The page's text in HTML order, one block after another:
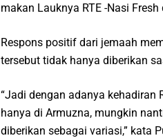
makan Lauknya RTE -Nasi
Respons positif dari jemaah
tersebut tidak hanya diberikan
“Jadi dengan adanya kehadiran
hanya di Armuzna, mungkin
diberikan sebagai variasi,” kata